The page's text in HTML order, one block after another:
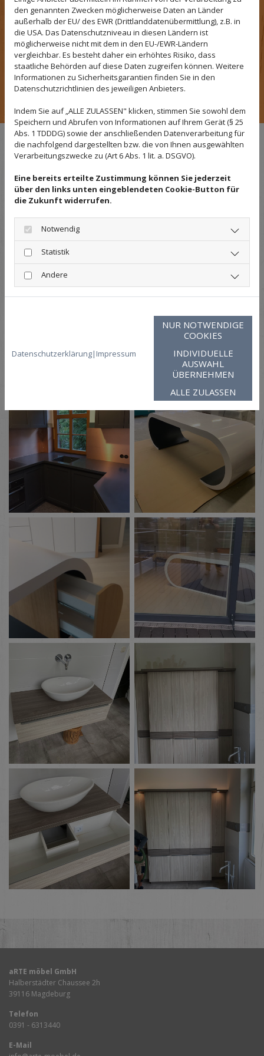
perfekt in Ihr Gestaltungskonzept einfügen - oder
ganz eigene Akzente setzen.
Vor allem der Bereich Badmöbel stellt eine interessante
Herausforderung an das Zusammenspiel von
Funktionalität, Design und Material dar, die wir sehr
gerne annehmen - passgenaue und fachgerechte
Ausführung selbstverständlich inklusive.
aRTE möbel GmbH
Halberstädter Chaussee 2h
39116 Magdeburg
Telefon
0391 - 6313440
E-Mail
den genannten Zwecken möglicherweise Daten an Länder
außerhalb der EU/ des EWR (Drittlanddatenübermittlung), z.B. in
die USA. Das Datenschutzniveau in diesen Ländern ist
möglicherweise nicht mit dem in den EU-/EWR-Ländern
vergleichbar. Es besteht daher ein erhöhtes Risiko, dass
staatliche Behörden auf diese Daten zugreifen können. Weitere
Informationen zu Sicherheitsgarantien finden Sie in den
Datenschutzrichtlinien des jeweiligen Anbieters.
Indem Sie auf „ALLE ZULASSEN" klicken, stimmen Sie sowohl dem
Speichern und Abrufen von Informationen auf Ihrem Gerät (§ 25
Abs. 1 TDDDG) sowie der anschließenden Datenverarbeitung für
die nachfolgend dargestellten bzw. die von Ihnen ausgewählten
Verarbeitungszwecke zu (Art 6 Abs. 1 lit. a. DSGVO).
Eine bereits erteilte Zustimmung können Sie jederzeit
über den links unten eingeblendeten Cookie-Button für
die Zukunft widerrufen.
Notwendig
Statistik
Andere
Datenschutzerklärung| Impressum
NUR NOTWENDIGE
COOKIES
INDIVIDUELLE
AUSWAHL
ÜBERNEHMEN
ALLE ZULASSEN